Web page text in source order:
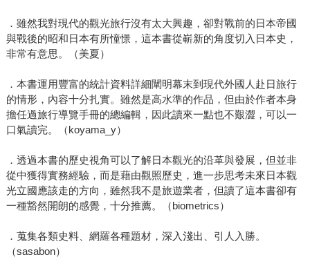
．雖然我對現代的觀光旅行沒有太大興趣，卻對戰前的日本帝國
與戰後的昭和日本有所憧憬，這本書從嶄新的角度切入日本史，
非常有意思。（美夏）
．本書運用豐富的統計資料詳細闡明幕末到現代外國人赴日旅行
的情形，內容十分扎實。雖然是高水準的作品，但由於作者本身
擔任過旅行導覽手冊的總編輯，因此讀來一點也不艱澀，可以一
口氣讀完。（koyama_y）
．透過本書的歷史視角可以了解日本觀光的沿革與發展，但並非
從中獲得實務經驗，而是藉由觀照歷史，進一步思考未來日本觀
光立國應該走的方向，雖然我不是旅遊業者，但讀了這本書卻有
一種豁然開朗的感覺，十分推薦。（biometrics）
．蒐集各類史料、網羅各種題材，深入淺出、引人入勝。
（sasabon）